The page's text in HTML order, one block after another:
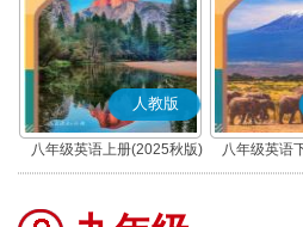
人教版
八年级英语上册(2025秋版) 八年级英语